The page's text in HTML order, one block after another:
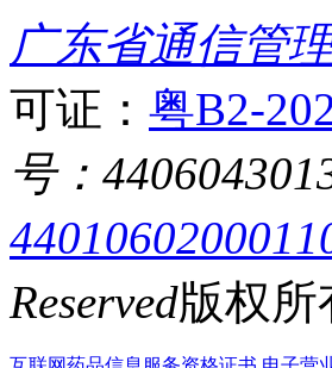
广东省通信管
可证： 粤B2-
号：
Reserved版权